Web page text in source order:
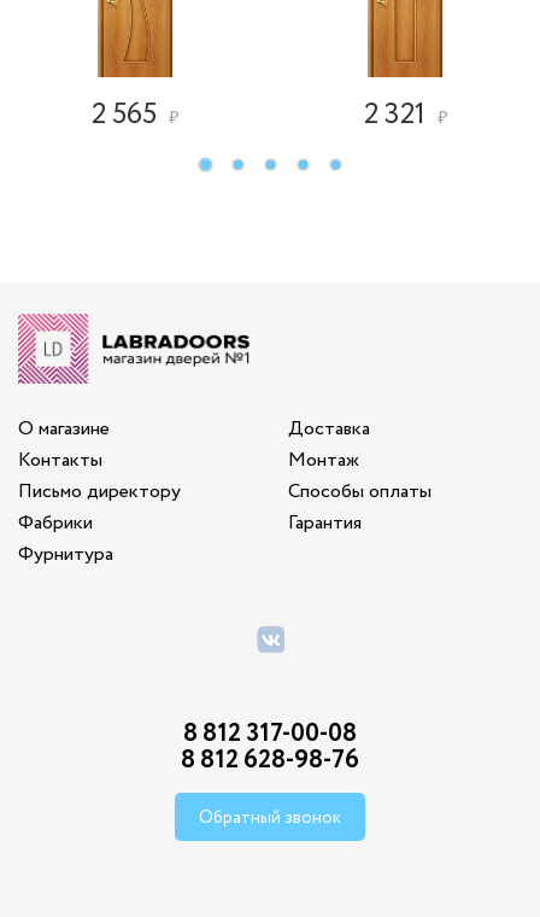
2 565 ₽ 2 321 ₽
О магазине
Контакты
Письмо директору
Фабрики
Фурнитура
Доставка
Монтаж
Способы оплаты
Гарантия
8 812 317-00-08
8 812 628-98-76
Обратный звонок